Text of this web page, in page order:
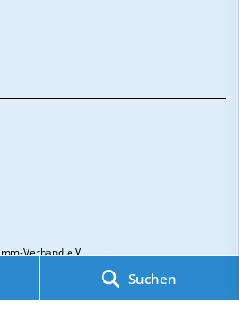
Suchen
Verband e.V.
Projekt
„Sportdeutschland – Deine